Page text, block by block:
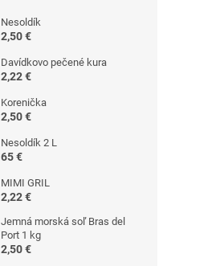
Nesoldík
2,50 €
Davídkovo pečené kura
2,22 €
Korenička
2,50 €
Nesoldík 2 L
65 €
MIMI GRIL
2,22 €
Jemná morská soľ Bras del
Port 1 kg
2,50 €